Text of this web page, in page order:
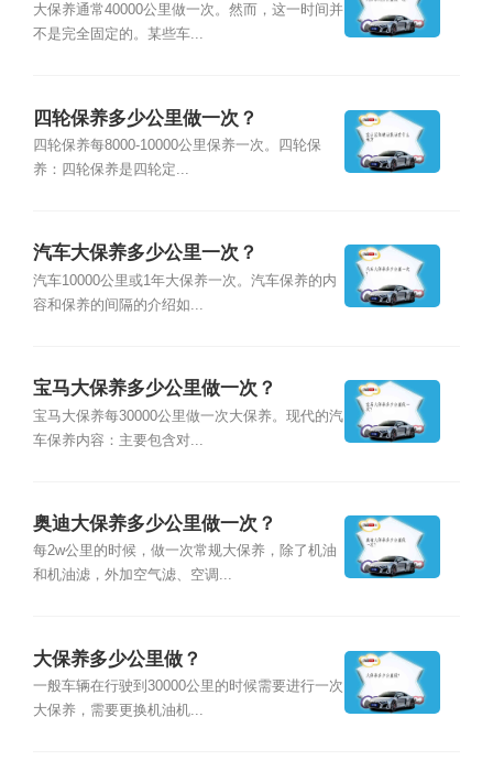
大保养通常40000公里做一次。然而，这一时间并
不是完全固定的。某些车...
四轮保养多少公里做一次？
四轮保养每8000-10000公里保养一次。四轮保
养：四轮保养是四轮定...
汽车大保养多少公里一次？
汽车10000公里或1年大保养一次。汽车保养的内
容和保养的间隔的介绍如...
宝马大保养多少公里做一次？
宝马大保养每30000公里做一次大保养。现代的汽
车保养内容：主要包含对...
奥迪大保养多少公里做一次？
每2w公里的时候，做一次常规大保养，除了机油
和机油滤，外加空气滤、空调...
大保养多少公里做？
一般车辆在行驶到30000公里的时候需要进行一次
大保养，需要更换机油机...